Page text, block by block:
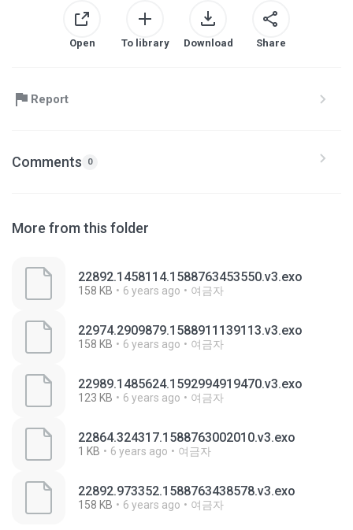
Open To library Download Share
Report
Comments 0
More from this folder
22892.1458114.1588763453550.v3.exo
158 KB 6 years ago 여금자
22974.2909879.1588911139113.v3.exo
158 KB 6 years ago 여금자
22989.1485624.1592994919470.v3.exo
123 KB 6 years ago 여금자
22864.324317.1588763002010.v3.exo
1 KB 6 years ago 여금자
22892.973352.1588763438578.v3.exo
158 KB 6 years ago 여금자